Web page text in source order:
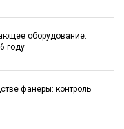
оборудование:
году
фанеры: контроль